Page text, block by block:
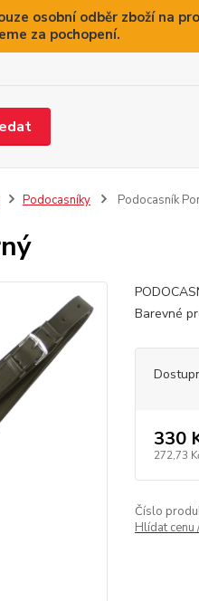
osobní odběr zboží na
za pochopení.
Podocasníky Podocasník
Barevné
330
272,73
Číslo
Hlídat